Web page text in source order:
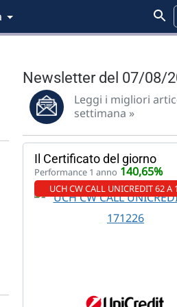
Newsletter del 07/08/
Leggi i migliori
settimana »
Il Certificato del giorno
Performance 1 anno 140,65%
UCH CW CALL UNICREDIT 62 A